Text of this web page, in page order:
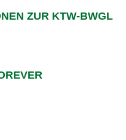
ZUR KTW-BWGL